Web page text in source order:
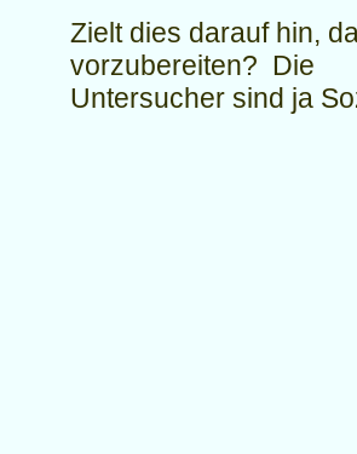
Zielt dies darauf hin,
vorzubereiten? Die
Untersucher sind ja